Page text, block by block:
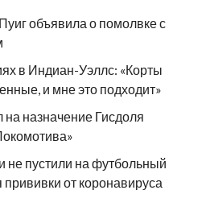
объявила о помолвке с
в Индиан-Уэллс: «Корты
и мне это подходит»
назначение Гисдоля
не пустили на футбольный
прививки от коронавируса